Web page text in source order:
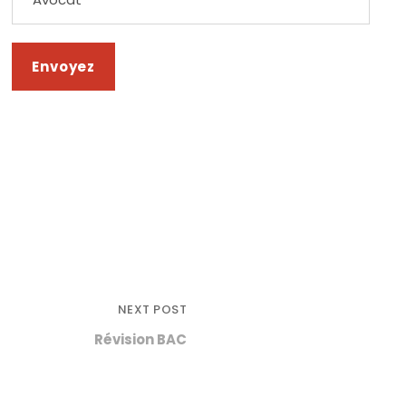
NEXT POST
Révision BAC